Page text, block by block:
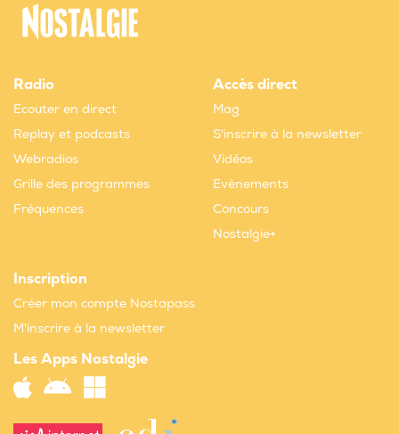
Radio
Ecouter en direct
Replay et podcasts
Webradios
Grille des programmes
Fréquences
Accès direct
Mag
S'inscrire à la newsletter
Vidéos
Evènements
Concours
Nostalgie+
Inscription
Créer mon compte Nostapass
M'inscrire à la newsletter
Les Apps Nostalgie